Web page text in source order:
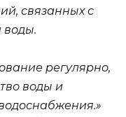
связанных с
воды.
регулярно,
воды и